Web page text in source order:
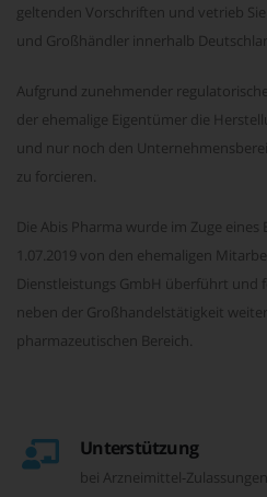
geltenden Vorschriften und vetrieb
und Großhändler innerhalb
Aufgrund zunehmender
der ehemalige Eigentümer die
und nur noch den
zu forcieren.
Die Abis Pharma wurde im Zuge
1.07.2019 von den ehemaligen
Dienstleistungs GmbH überführt und
neben der Großhandelstätigkeit
pharmazeutischen Bereich.
Unterstützung
bei Arzneimittel-